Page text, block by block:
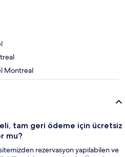
Montreal
tam geri ödeme için ücretsiz
mu?
rezervasyon yapılabilen ve